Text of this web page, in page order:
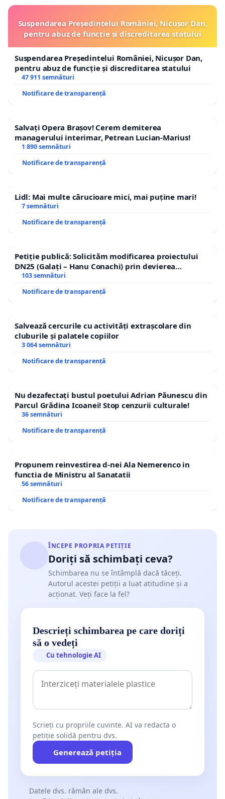
Suspendarea Președintelui României, Nicușor Dan,
pentru abuz de funcție și discreditarea statului
Suspendarea Președintelui României, Nicușor Dan,
pentru abuz de funcție și discreditarea statului
47 911 semnături
Notificare de transparență
Salvați Opera Brașov! Cerem demiterea
managerului interimar, Petrean Lucian-Marius!
1 890 semnături
Notificare de transparență
Lidl: Mai multe cărucioare mici, mai puține mari!
7 semnături
Notificare de transparență
Petiție publică: Solicităm modificarea proiectului
DN25 (Galați – Hanu Conachi) prin devierea
traseului în afara localităților!
103 semnături
Notificare de transparență
Salvează cercurile cu activități extrașcolare din
cluburile și palatele copiilor
3 064 semnături
Notificare de transparență
Nu dezafectați bustul poetului Adrian Păunescu din
Parcul Grădina Icoanei! Stop cenzurii culturale!
36 semnături
Notificare de transparență
Propunem reinvestirea d-nei Ala Nemerenco in
functia de Ministru al Sanatatii
56 semnături
Notificare de transparență
ÎNCEPE PROPRIA PETIȚIE
Doriți să schimbați ceva?
Schimbarea nu se întâmplă dacă tăceți.
Autorul acestei petiții a luat atitudine și a
acționat. Veți face la fel?
Descrieți schimbarea pe care doriți
să o vedeți
Cu tehnologie AI
Scrieți cu propriile cuvinte. AI va redacta o
petiție solidă pentru dvs.
Generează petiția
Datele dvs. rămân ale dvs.